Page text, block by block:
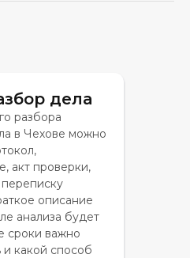
дела
разбора
в Чехове можно
акт проверки,
описание
анализа будет
сроки важно
и какой способ